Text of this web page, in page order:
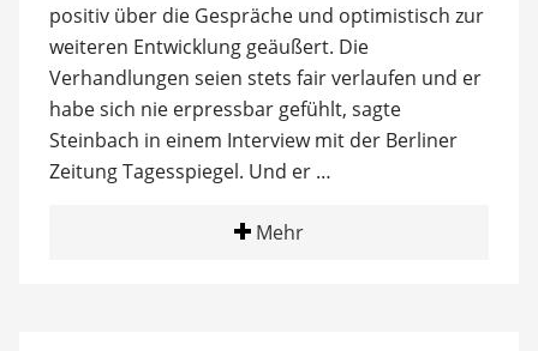
positiv über die Gespräche und optimistisch zur
weiteren Entwicklung geäußert. Die
Verhandlungen seien stets fair verlaufen und er
habe sich nie erpressbar gefühlt, sagte
Steinbach in einem Interview mit der Berliner
Zeitung Tagesspiegel. Und er …
Mehr